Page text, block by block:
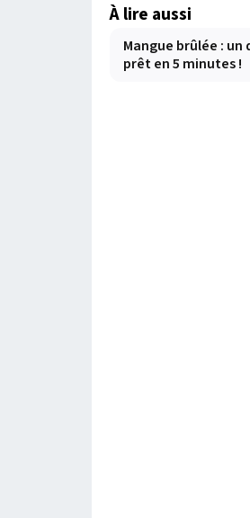
À lire aussi
Mangue brûlée :
prêt en 5 minutes !